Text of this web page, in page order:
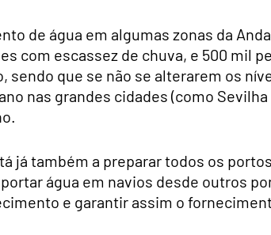
de água em algumas zonas da
com escassez de chuva, e 500 mil
sendo que se não se alterarem os
nas grandes cidades (como
já também a preparar todos os
água em navios desde outros
e garantir assim o